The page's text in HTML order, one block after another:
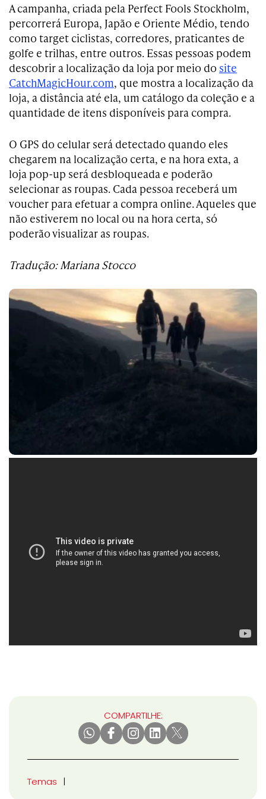
A campanha, criada pela Perfect Fools Stockholm,
percorrerá Europa, Japão e Oriente Médio, tendo
como target ciclistas, corredores, praticantes de
golfe e trilhas, entre outros. Essas pessoas podem
descobrir a localização da loja por meio do site
CatchMagicHour.com, que mostra a localização da
loja, a distância até ela, um catálogo da coleção e a
quantidade de itens disponíveis para compra.
O GPS do celular será detectado quando eles
chegarem na localização certa, e na hora exta, a
loja pop-up será desbloqueada e poderão
selecionar as roupas. Cada pessoa receberá um
voucher para efetuar a compra online. Aqueles que
não estiverem no local ou na hora certa, só
poderão visualizar as roupas.
Tradução: Mariana Stocco
COMPARTILHE:
Temas